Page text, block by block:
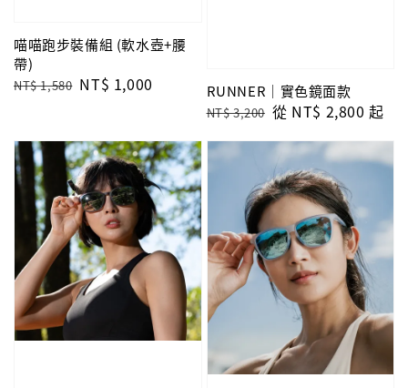
喵喵跑步裝備組 (軟水壺+腰
帶)
Regular
NT$ 1,580 Sale
NT$ 1,000 RUNNER｜實色鏡面款
Regular
NT$ 3,200 Sale
從 NT$ 2,800 起